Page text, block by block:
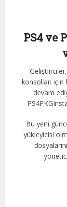
PS4 ve
Geliştiriciler,
konsolları için
devam
Bu yeni
yükleyicisi